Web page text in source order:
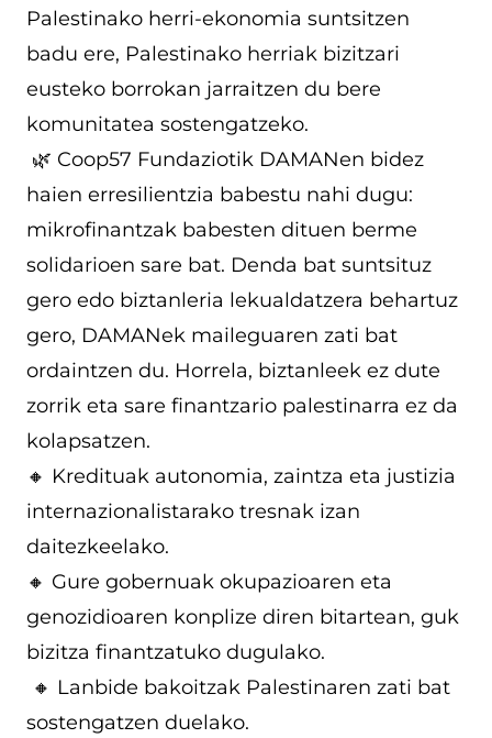
Palestinako herri-ekonomia suntsitzen
badu ere, Palestinako herriak bizitzari
eusteko borrokan jarraitzen du bere
komunitatea sostengatzeko.
🌿 Coop57 Fundaziotik DAMANen bidez
haien erresilientzia babestu nahi dugu:
mikrofinantzak babesten dituen berme
solidarioen sare bat. Denda bat suntsituz
gero edo biztanleria lekualdatzera behartuz
gero, DAMANek maileguaren zati bat
ordaintzen du. Horrela, biztanleek ez dute
zorrik eta sare finantzario palestinarra ez da
kolapsatzen.
🔸 Kredituak autonomia, zaintza eta justizia
internazionalistarako tresnak izan
daitezkeelako.
🔸 Gure gobernuak okupazioaren eta
genozidioaren konplize diren bitartean, guk
bizitza finantzatuko dugulako.
🔸 Lanbide bakoitzak Palestinaren zati bat
sostengatzen duelako.